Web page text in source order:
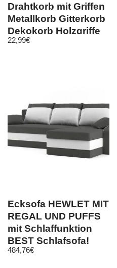
Drahtkorb mit Griffen
Metallkorb Gitterkorb
Dekokorb Holzgriffe
38×20 cm
22,99€
Ecksofa HEWLET MIT
REGAL UND PUFFS
mit Schlaffunktion
BEST Schlafsofa!
484,76€